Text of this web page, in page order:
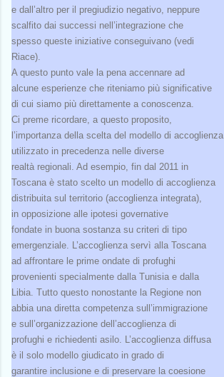
e dall’altro per il pregiudizio negativo, neppure
scalfito dai successi nell’integrazione che
spesso queste iniziative conseguivano (vedi
Riace).
A questo punto vale la pena accennare ad
alcune esperienze che riteniamo più significative
di cui siamo più direttamente a conoscenza.
Ci preme ricordare, a questo proposito,
l’importanza della scelta del modello di accoglienza
utilizzato in precedenza nelle diverse
realtà regionali. Ad esempio, fin dal 2011 in
Toscana è stato scelto un modello di accoglienza
distribuita sul territorio (accoglienza integrata),
in opposizione alle ipotesi governative
fondate in buona sostanza su criteri di tipo
emergenziale. L’accoglienza servì alla Toscana
ad affrontare le prime ondate di profughi
provenienti specialmente dalla Tunisia e dalla
Libia. Tutto questo nonostante la Regione non
abbia una diretta competenza sull’immigrazione
e sull’organizzazione dell’accoglienza di
profughi e richiedenti asilo. L’accoglienza diffusa
è il solo modello giudicato in grado di
garantire inclusione e di preservare la coesione